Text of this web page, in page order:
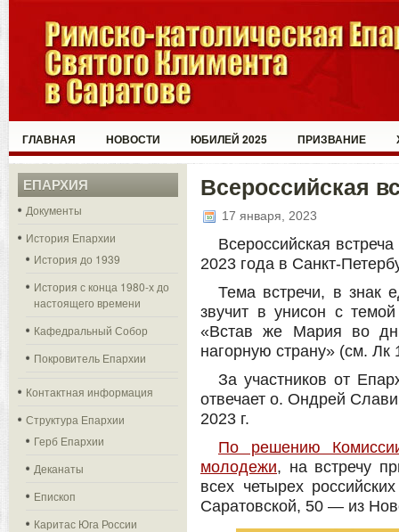
ГЛАВНАЯ НОВОСТИ ЮБИЛЕЙ 2025 ПРИЗВАНИЕ
ЕПАРХИЯ
Документы
История Епархии
История до 1939
История с конца 1980-х до
настоящего времени
Кафедральный Собор
Покровитель Епархии
Контактная информация
Структура Епархии
Герб Епархии
Деканаты
Епископ
Каритас Юга России
Всероссийская
17 января, 2023
Всероссийская
2023 года в Санкт-
Тема встречи, в знак
звучит в унисон с
«Встав же Мария во
нагорную страну» (см. Лк
За участников от
отвечает о. Ондрей
2023 г.
По решению
молодежи, на встречу
всех четырех
Саратовской, 50 — из